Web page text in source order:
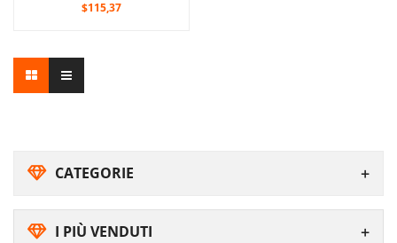
CATEGORIE
I PIÙ VENDUTI
$115,37